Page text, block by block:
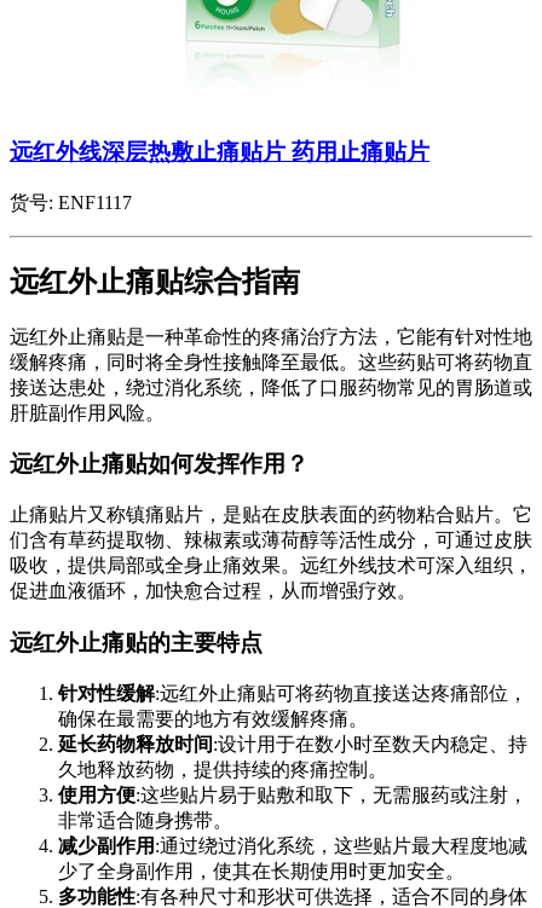
远红外线深层热敷止痛贴片 药用止痛贴片
货号: ENF1117
远红外止痛贴综合指南
远红外止痛贴是一种革命性的疼痛治疗方法，它能有针对性地
缓解疼痛，同时将全身性接触降至最低。这些药贴可将药物直
接送达患处，绕过消化系统，降低了口服药物常见的胃肠道或
肝脏副作用风险。
远红外止痛贴如何发挥作用？
止痛贴片又称镇痛贴片，是贴在皮肤表面的药物粘合贴片。它
们含有草药提取物、辣椒素或薄荷醇等活性成分，可通过皮肤
吸收，提供局部或全身止痛效果。远红外线技术可深入组织，
促进血液循环，加快愈合过程，从而增强疗效。
远红外止痛贴的主要特点
针对性缓解:远红外止痛贴可将药物直接送达疼痛部位，
确保在最需要的地方有效缓解疼痛。
延长药物释放时间:设计用于在数小时至数天内稳定、持
久地释放药物，提供持续的疼痛控制。
使用方便:这些贴片易于贴敷和取下，无需服药或注射，
非常适合随身携带。
减少副作用 :通过绕过消化系统，这些贴片最大程度地减
少了全身副作用，使其在长期使用时更加安全。
多功能性:有各种尺寸和形状可供选择，适合不同的身体